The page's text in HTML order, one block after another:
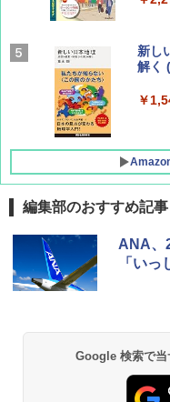
集】
￥
新し
解く
￥
[キャ
プテ
ッと
￥
ラソ
防水
【日
編集部のおすすめ記事
ANA、
「い
Google 検索で当